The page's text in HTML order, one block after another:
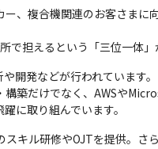
、複合機関連のお客さまに
担えるという「三位一体」
開発などが行われています。
築だけでなく、AWSや
躍に取り組んでいます。
キル研修やOJTを提供。さら